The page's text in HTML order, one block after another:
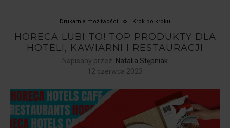
Drukarnia możliwości Krok po kroku
HORECA LUBI TO! TOP PRODUKTY DLA
HOTELI, KAWIARNI I RESTAURACJI
Napisany przez: Natalia Stępniak
12 czerwca 2023